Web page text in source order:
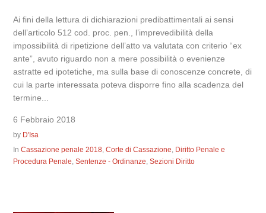
Ai fini della lettura di dichiarazioni predibattimentali ai sensi
dell’articolo 512 cod. proc. pen., l’imprevedibilità della
impossibilità di ripetizione dell’atto va valutata con criterio “ex
ante”, avuto riguardo non a mere possibilità o evenienze
astratte ed ipotetiche, ma sulla base di conoscenze concrete, di
cui la parte interessata poteva disporre fino alla scadenza del
termine...
6 Febbraio 2018
by D'Isa
InCassazione penale 2018,Corte di Cassazione, Diritto Penale e
Procedura Penale,Sentenze - Ordinanze,Sezioni Diritto